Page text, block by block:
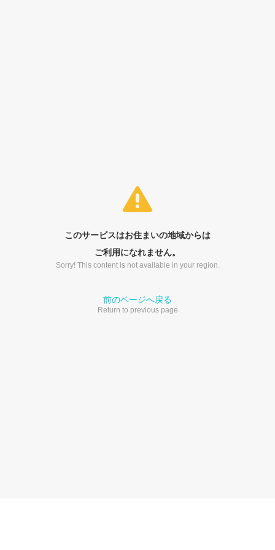
このサービスはお住まいの地域からは
ご利用になれません。
Sorry! This content is not available in your region.
前のページへ戻る
Return to previous page